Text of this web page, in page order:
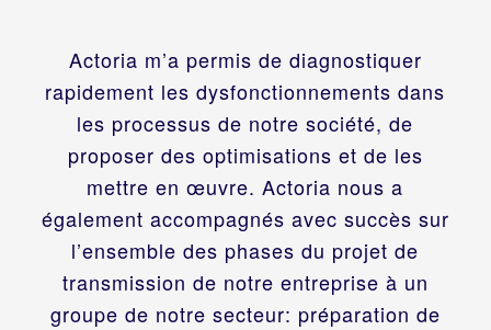
Actoria m’a permis de diagnostiquer
rapidement les dysfonctionnements dans
les processus de notre société, de
proposer des optimisations et de les
mettre en œuvre. Actoria nous a
également accompagnés avec succès sur
l’ensemble des phases du projet de
transmission de notre entreprise à un
groupe de notre secteur: préparation de